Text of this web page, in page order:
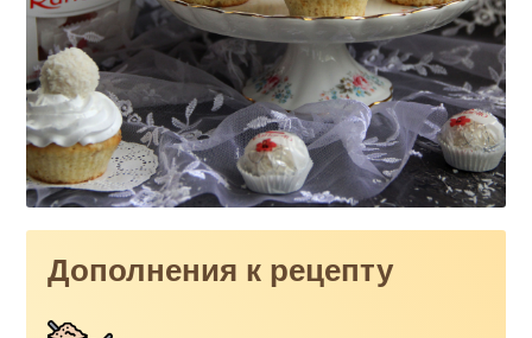
Дополнения к рецепту